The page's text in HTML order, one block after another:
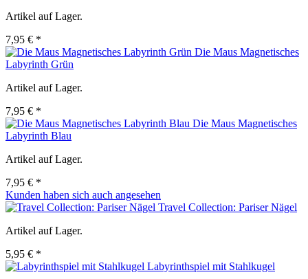
Artikel auf Lager.
7,95 € *
Die Maus Magnetisches
Labyrinth Grün
Artikel auf Lager.
7,95 € *
Die Maus Magnetisches
Labyrinth Blau
Artikel auf Lager.
7,95 € *
Kunden haben sich auch angesehen
Travel Collection: Pariser Nägel
Artikel auf Lager.
5,95 € *
Labyrinthspiel mit Stahlkugel